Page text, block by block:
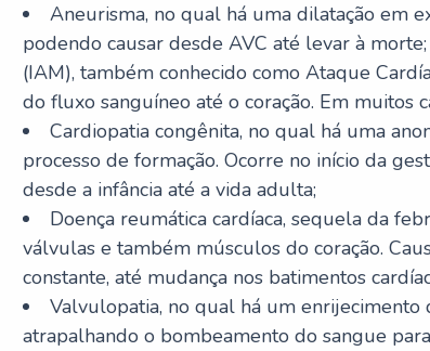
Aneurisma, no qual há uma dilatação em
podendo causar desde AVC até levar à
(IAM), também conhecido como Ataque
do fluxo sanguíneo até o coração. Em muitos
Cardiopatia congênita, no qual há uma
processo de formação. Ocorre no início da
desde a infância até a vida adulta;
Doença reumática cardíaca, sequela da
válvulas e também músculos do coração.
constante, até mudança nos batimentos
Valvulopatia, no qual há um enrijecimento
atrapalhando o bombeamento do sangue